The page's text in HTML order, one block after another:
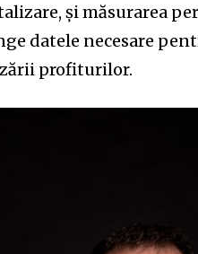
și măsurarea
datele necesare
profiturilor.